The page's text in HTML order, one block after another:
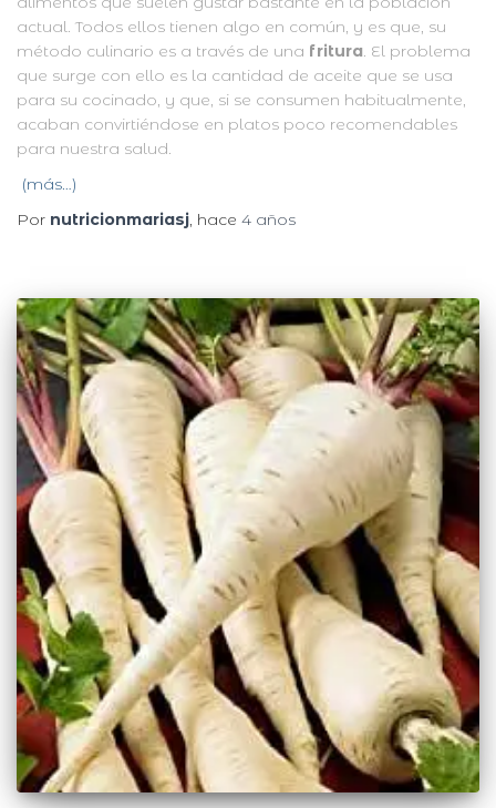
actual. Todos ellos tienen algo en común, y es que, su
método culinario es a través de una fritura. El problema
que surge con ello es la cantidad de aceite que se usa
para su cocinado, y que, si se consumen habitualmente,
acaban convirtiéndose en platos poco recomendables
para nuestra salud.
(más…)
Por nutricionmariasj, hace 4 años